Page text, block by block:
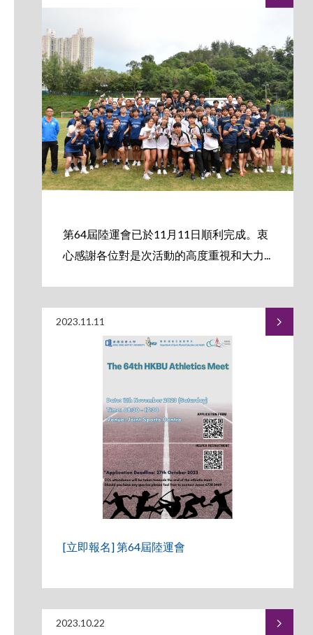
第64屆陸運會已於11月11日順利完成。衷
心感謝各位對是次活動的高度重視和大力...
2023.11.11
[立即報名] 第64屆陸運會
2023.10.22